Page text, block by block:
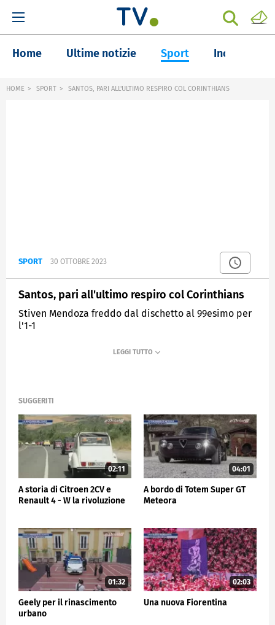
Home Ultime notizie Sport Inchieste
HOME SPORT SANTOS, PARI ALL'ULTIMO RESPIRO COL CORINTHIANS
SPORT 30 OTTOBRE 2023
Santos, pari all'ultimo respiro col Corinthians
Stiven Mendoza freddo dal dischetto al 99esimo per
l'1-1
SPORTMEDIASET
SUGGERITI
02:11
A storia di Citroen 2CV e
Renault 4 - W la rivoluzione
04:01
A bordo di Totem Super GT
Meteora
01:32
Geely per il rinascimento
urbano
02:03
Una nuova Fiorentina